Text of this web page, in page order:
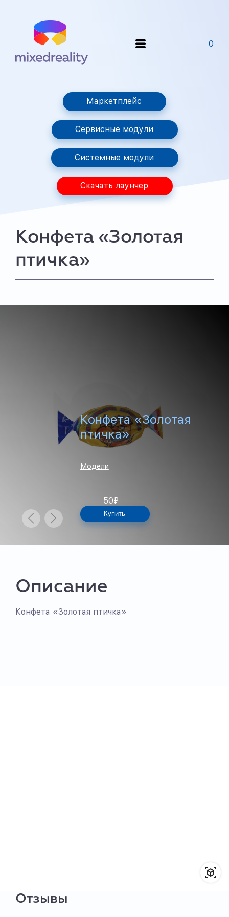
0
Маркетплейс
Сервисные модули
Системные модули
Скачать лаунчер
Конфета «Золотая
птичка»
Конфета «Золотая
птичка»
Модели
50₽
Купить
Описание
Конфета «Золотая птичка»
Отзывы